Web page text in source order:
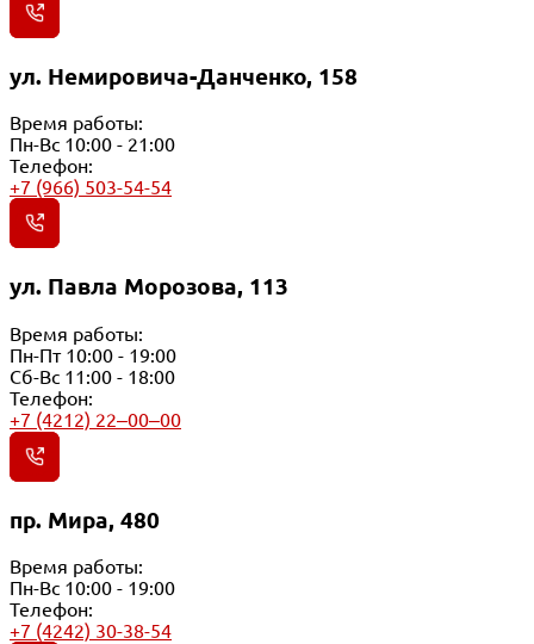
ул. Немировича-Данченко, 158
Время работы:
Пн-Вс 10:00 - 21:00
Телефон:
+7 (966) 503-54-54
ул. Павла Морозова, 113
Время работы:
Пн-Пт 10:00 - 19:00
Сб-Вс 11:00 - 18:00
Телефон:
+7 (4212) 22‒00‒00
пр. Мира, 480
Время работы:
Пн-Вс 10:00 - 19:00
Телефон:
+7 (4242) 30-38-54